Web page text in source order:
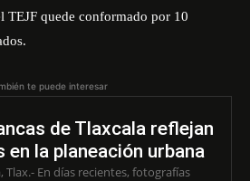
TEJF quede conformado por 10
te puede interesar
de Tlaxcala reflejan
en la planeación urbana
Tlax.- En días recientes, fotografías